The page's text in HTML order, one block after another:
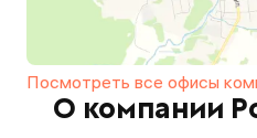
Посмотреть все офисы
О компании